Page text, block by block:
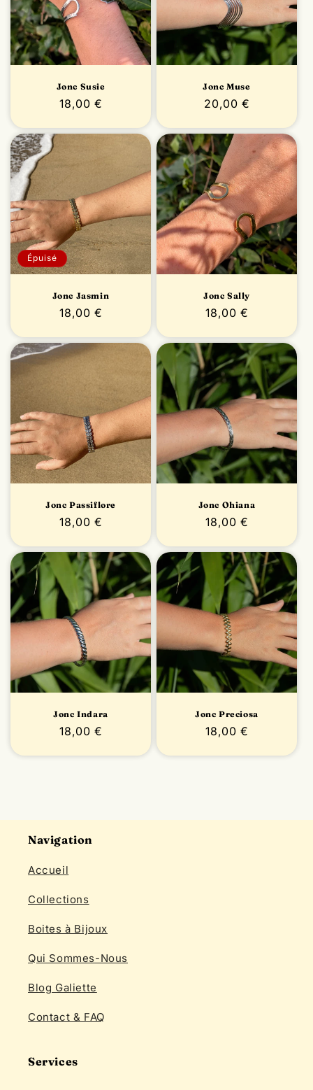
Jonc Susie
Prix
18,00 €
Jonc Muse
Prix
20,00 €
Épuisé
Jonc Jasmin
Prix
18,00 €
Jonc Sally
Prix
18,00 €
Jonc Passiflore
Prix
18,00 €
Jonc Ohiana
Prix
18,00 €
Jonc Indara
Prix
18,00 €
Jonc Preciosa
Prix
18,00 €
Navigation
Accueil
Collections
Boites à Bijoux
Qui Sommes-Nous
Blog Galiette
Contact & FAQ
Services